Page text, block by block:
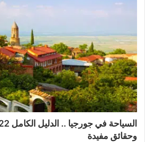
ر
ب
ا
ل
ت
ت
ا
ا
لوحقائق مفيدة